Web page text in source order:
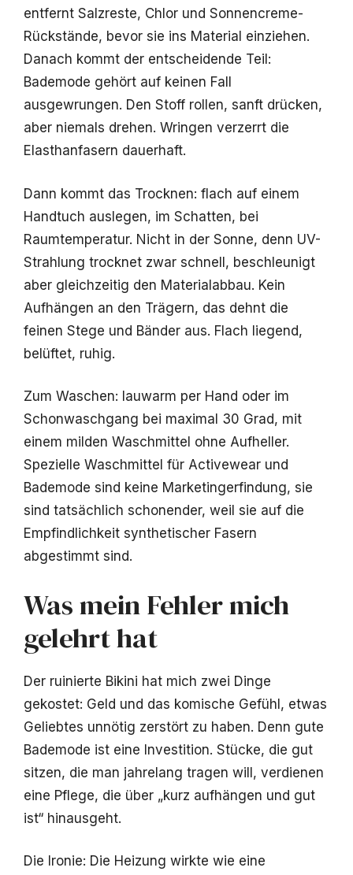
entfernt Salzreste, Chlor und Sonnencreme-
Rückstände, bevor sie ins Material einziehen.
Danach kommt der entscheidende Teil:
Bademode gehört auf keinen Fall
ausgewrungen. Den Stoff rollen, sanft drücken,
aber niemals drehen. Wringen verzerrt die
Elasthanfasern dauerhaft.
Dann kommt das Trocknen: flach auf einem
Handtuch auslegen, im Schatten, bei
Raumtemperatur. Nicht in der Sonne, denn UV-
Strahlung trocknet zwar schnell, beschleunigt
aber gleichzeitig den Materialabbau. Kein
Aufhängen an den Trägern, das dehnt die
feinen Stege und Bänder aus. Flach liegend,
belüftet, ruhig.
Zum Waschen: lauwarm per Hand oder im
Schonwaschgang bei maximal 30 Grad, mit
einem milden Waschmittel ohne Aufheller.
Spezielle Waschmittel für Activewear und
Bademode sind keine Marketingerfindung, sie
sind tatsächlich schonender, weil sie auf die
Empfindlichkeit synthetischer Fasern
abgestimmt sind.
Was mein Fehler mich
gelehrt hat
Der ruinierte Bikini hat mich zwei Dinge
gekostet: Geld und das komische Gefühl, etwas
Geliebtes unnötig zerstört zu haben. Denn gute
Bademode ist eine Investition. Stücke, die gut
sitzen, die man jahrelang tragen will, verdienen
eine Pflege, die über „kurz aufhängen und gut
ist“ hinausgeht.
Die Ironie: Die Heizung wirkte wie eine